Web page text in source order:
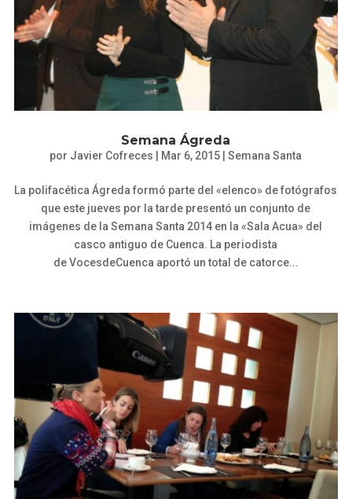
Semana Ágreda
por Javier Cofreces Mar 6, 2015 |Semana Santa
La polifacética Ágreda formó parte del «elenco» de fotógrafos
que este jueves por la tarde presentó un conjunto de
imágenes de la Semana Santa 2014 en la «Sala Acua» del
casco antiguo de Cuenca. La periodista
de VocesdeCuenca aportó un total de catorce...